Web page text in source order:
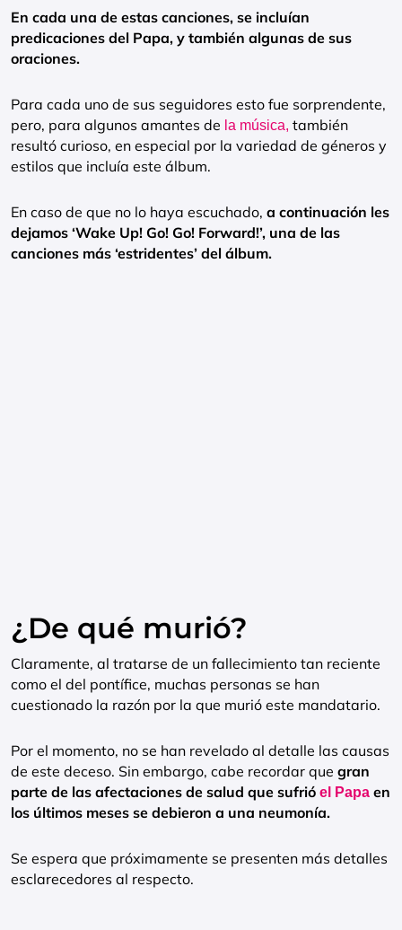
En cada una de estas canciones, se incluían
predicaciones del Papa, y también algunas de sus
oraciones.
Para cada uno de sus seguidores esto fue sorprendente,
pero, para algunos amantes de la música, también
resultó curioso, en especial por la variedad de géneros y
estilos que incluía este álbum.
En caso de que no lo haya escuchado, a continuación les
dejamos ‘Wake Up! Go! Go! Forward!’, una de las
canciones más ‘estridentes’ del álbum.
¿De qué murió?
Claramente, al tratarse de un fallecimiento tan reciente
como el del pontífice, muchas personas se han
cuestionado la razón por la que murió este mandatario.
Por el momento, no se han revelado al detalle las causas
de este deceso. Sin embargo, cabe recordar que gran
parte de las afectaciones de salud que sufrió el Papa en
los últimos meses se debieron a una neumonía.
Se espera que próximamente se presenten más detalles
esclarecedores al respecto.